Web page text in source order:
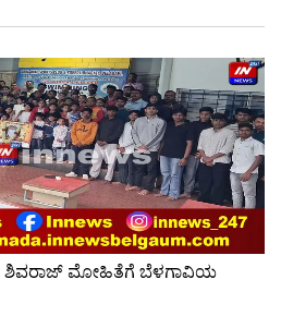
ಶಿವರಾಜ್ ಮೋಹಿತೆಗೆ ಬೆಳಗಾವಿಯ